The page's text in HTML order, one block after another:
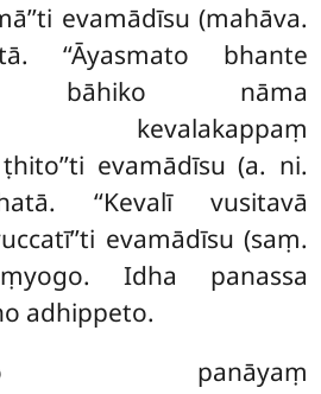
evamādīsu (mahāva.
‘‘Āyasmato bhante
bāhiko nāma
kevalakappaṃ
evamādīsu (a. ni.
‘‘Kevalī vusitavā
evamādīsu (saṃ.
Idha panassa
adhippeto.
panāyaṃ